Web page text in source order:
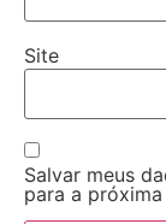
Site
Salvar meus
para a